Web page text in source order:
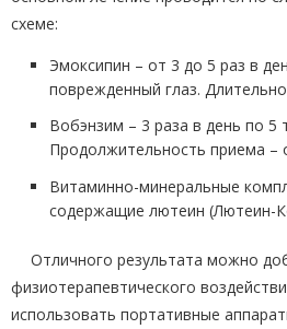
схеме:
Эмоксипин – от 3 до 5 раз в
поврежденный глаз.
Вобэнзим – 3 раза в день по 5
Продолжительность приема –
Витаминно-минеральные
содержащие лютеин (Лютеин-
Отличного результата можно
физиотерапевтического
использовать портативные